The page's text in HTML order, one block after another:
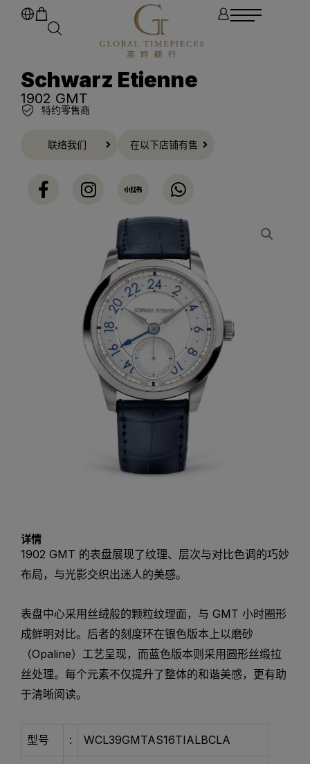
Schwarz Etienne
1902 GMT
特约零售商
联络我们 在以下店铺有售
详情
1902 GMT 的表盘展现了纹理、层次与对比色调的巧妙
布局，与光影交织出迷人的美感。
表盘中心采用丝绒般的颗粒纹理面，与 GMT 小时圈形
成鲜明对比。后者的刻度环在银色版本上以磨砂
（Opaline）工艺呈现，而蓝色版本则采用圆形丝缎拉
丝处理。每个元素不仅提升了整体的和谐美感，更有助
于清晰阅读。
型号 : WCL39GMTAS16TIALBCLA